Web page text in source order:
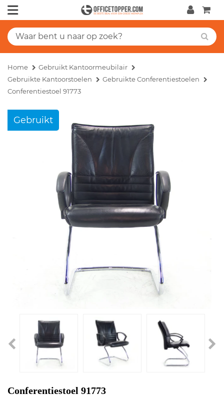
Home
Gebruikt Kantoormeubilair
Gebruikte Kantoorstoelen
Gebruikte Conferentiestoelen
Conferentiestoel 91773
Gebruikt
Conferentiestoel 91773